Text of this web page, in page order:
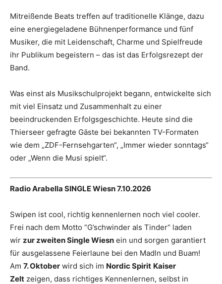
Mitreißende Beats treffen auf traditionelle Klänge, dazu
eine energiegeladene Bühnenperformance und fünf
Musiker, die mit Leidenschaft, Charme und Spielfreude
ihr Publikum begeistern – das ist das Erfolgsrezept der
Band.
Was einst als Musikschulprojekt begann, entwickelte sich
mit viel Einsatz und Zusammenhalt zu einer
beeindruckenden Erfolgsgeschichte. Heute sind die
Thierseer gefragte Gäste bei bekannten TV-Formaten
wie dem „ZDF-Fernsehgarten“, „Immer wieder sonntags“
oder „Wenn die Musi spielt“.
Radio Arabella SINGLE Wiesn 7.10.2026
Swipen ist cool, richtig kennenlernen noch viel cooler.
Frei nach dem Motto “G’schwinder als Tinder“ laden
wir zur zweiten Single Wiesn ein und sorgen garantiert
für ausgelassene Feierlaune bei den Madln und Buam!
Am 7. Oktober wird sich im Nordic Spirit Kaiser
Zelt zeigen, dass richtiges Kennenlernen, selbst in